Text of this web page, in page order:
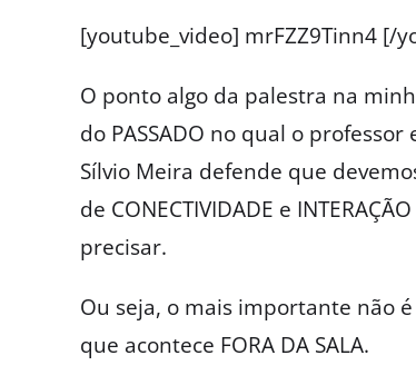
[youtube_video] mrFZZ9Tinn4 [/
O ponto algo da palestra na
do PASSADO no qual o
Sílvio Meira defende que
de CONECTIVIDADE e
precisar.
Ou seja, o mais importante não
que acontece FORA DA SALA.